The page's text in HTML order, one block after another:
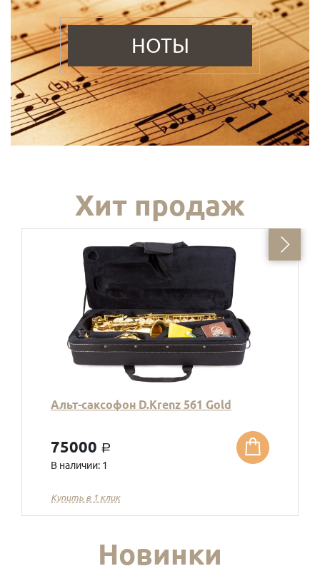
НОТЫ
Хит продаж
Альт-саксофон D.Krenz 561 Gold
75000 a
В наличии: 1
Купить в 1 клик
Новинки